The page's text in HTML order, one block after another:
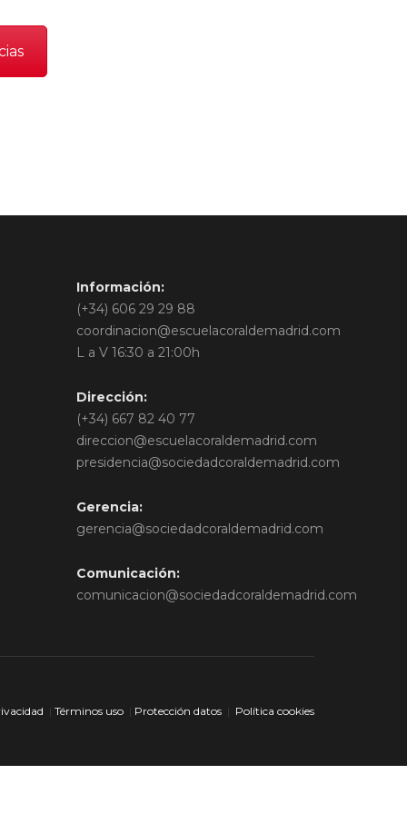
Información:
(+34) 606 29 29 88
coordinacion@escuelacoraldemadrid.com
L a V 16:30 a 21:00h
Dirección:
(+34) 667 82 40 77
direccion@escuelacoraldemadrid.com
presidencia@sociedadcoraldemadrid.com
Gerencia:
gerencia@sociedadcoraldemadrid.com
Comunicación:
comunicacion@sociedadcoraldemadrid.com
| Términos uso | Protección datos | Política cookies